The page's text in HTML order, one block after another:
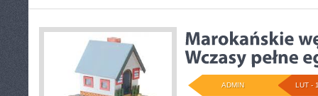
LUT -
ADMIN